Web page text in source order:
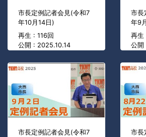
市長定例記者会見(令和7
年10月14日)
再生 : 116回
公開 : 2025.10.14
市長
年9
再生
公
市長定例記者会見(令和7
市長